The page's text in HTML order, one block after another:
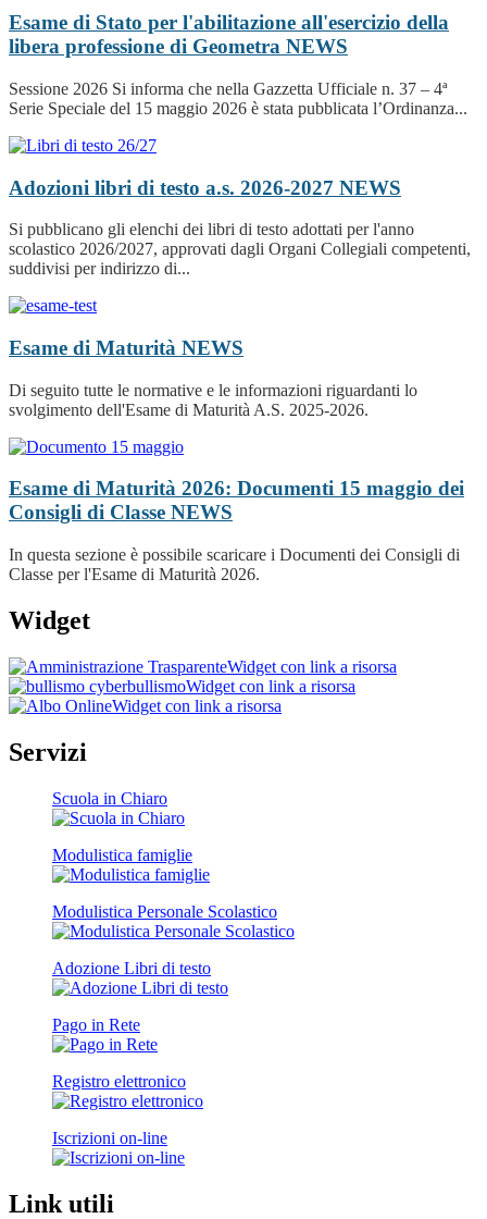
Esame di Stato per l'abilitazione all'esercizio della
libera professione di Geometra NEWS
Sessione 2026 Si informa che nella Gazzetta Ufficiale n. 37 – 4ª
Serie Speciale del 15 maggio 2026 è stata pubblicata l’Ordinanza...
Adozioni libri di testo a.s. 2026-2027 NEWS
Si pubblicano gli elenchi dei libri di testo adottati per l'anno
scolastico 2026/2027, approvati dagli Organi Collegiali competenti,
suddivisi per indirizzo di...
Esame di Maturità NEWS
Di seguito tutte le normative e le informazioni riguardanti lo
svolgimento dell'Esame di Maturità A.S. 2025-2026.
Esame di Maturità 2026: Documenti 15 maggio dei
Consigli di Classe NEWS
In questa sezione è possibile scaricare i Documenti dei Consigli di
Classe per l'Esame di Maturità 2026.
Widget
Widget con link a risorsa
Widget con link a risorsa
Widget con link a risorsa
Servizi
Scuola in Chiaro
Modulistica famiglie
Modulistica Personale Scolastico
Adozione Libri di testo
Pago in Rete
Registro elettronico
Iscrizioni on-line
Link utili